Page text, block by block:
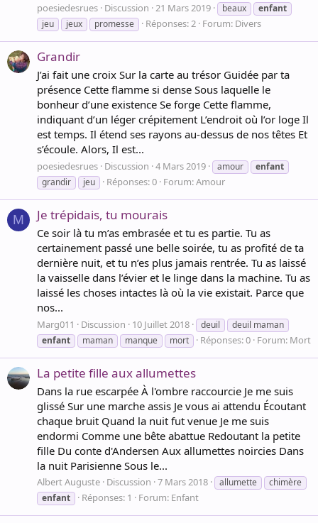
poesiedesrues Discussion 21 Mars 2019 beaux
enfant
jeu
jeux promesse Réponses: 2 Forum: Divers
Grandir
J’ai fait une croix Sur la carte au trésor Guidée par ta
présence Cette flamme si dense Sous laquelle le
bonheur d’une existence Se forge Cette flamme,
indiquant d’un léger crépitement L’endroit où l’or loge Il
est temps. Il étend ses rayons au-dessus de nos têtes Et
s’écoule. Alors, Il est...
poesiedesrues Discussion 4 Mars 2019 amour
enfant
grandir
jeu Réponses: 0 Forum:Amour
M Je trépidais, tu mourais
Ce soir là tu m’as embrasée et tu es partie. Tu as
certainement passé une belle soirée, tu as profité de ta
dernière nuit, et tu n’es plus jamais rentrée. Tu as laissé
la vaisselle dans l’évier et le linge dans la machine. Tu as
laissé les choses intactes là où la vie existait. Parce que
nos...
Marg011 Discussion 10 Juillet 2018 deuil
deuil maman
enfant
maman manque mort Réponses: 0 Forum: Mort
La petite fille aux allumettes
Dans la rue escarpée À l'ombre raccourcie Je me suis
glissé Sur une marche assis Je vous ai attendu Écoutant
chaque bruit Quand la nuit fut venue Je me suis
endormi Comme une bête abattue Redoutant la petite
fille Du conte d'Andersen Aux allumettes noircies Dans
la nuit Parisienne Sous le...
Albert Auguste Discussion 7 Mars 2018 allumette
chimère
enfant
Réponses: 1 Forum: Enfant